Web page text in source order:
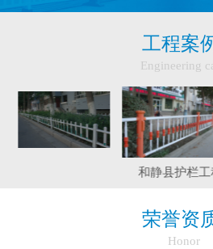
"多样“候车亭，旨在为您提供一个
工程案
Engineering
和静县护栏工程
巴里坤工
荣誉资
Honor
边框护栏网：新疆金邦伟业以匠心铸...
球场围栏网：守护运动安全的“隐形...
新疆金邦伟业：方管铁艺护栏——安